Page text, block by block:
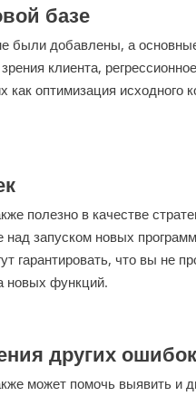
базе
были добавлены, а
клиента,
как оптимизация исходного
полезно в качестве
над запуском новых
гарантировать, что вы не
новых функций.
других ошибок
может помочь выявить и